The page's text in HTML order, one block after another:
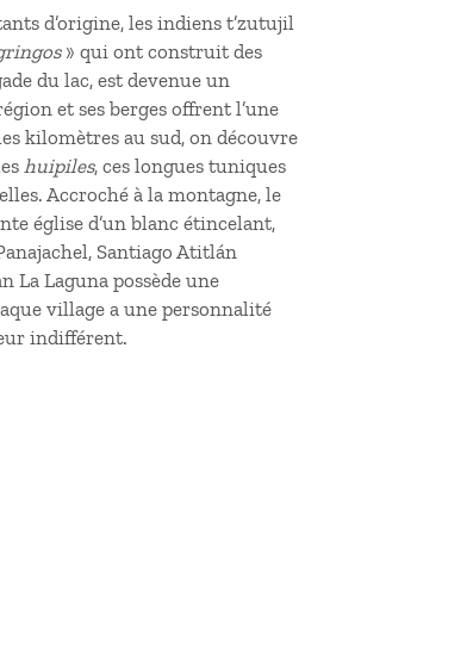
d’origine, les indiens t’zutujil
» qui ont construit des
du lac, est devenue un
et ses berges offrent l’une
kilomètres au sud, on découvre
huipiles, ces longues tuniques
Accroché à la montagne, le
église d’un blanc étincelant,
Santiago Atitlán
La Laguna possède une
village a une personnalité
indifférent.